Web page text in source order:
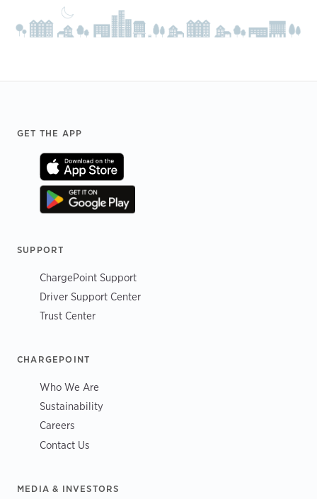
Footer
GET THE APP
SUPPORT
ChargePoint Support
Driver Support Center
Trust Center
CHARGEPOINT
Who We Are
Sustainability
Careers
Contact Us
MEDIA & INVESTORS